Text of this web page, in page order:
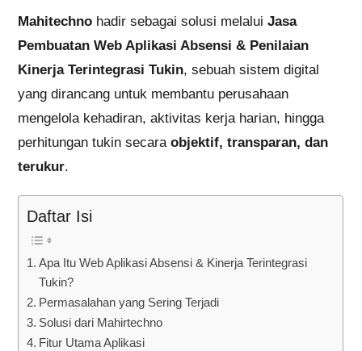
Mahitechno hadir sebagai solusi melaluiJasa
Pembuatan Web Aplikasi Absensi & Penilaian
Kinerja Terintegrasi Tukin, sebuah sistem digital
yang dirancang untuk membantu perusahaan
mengelola kehadiran, aktivitas kerja harian, hingga
perhitungan tukin secaraobjektif, transparan, dan
terukur.
Daftar Isi
Apa Itu Web Aplikasi Absensi & Kinerja Terintegrasi
Tukin?
Permasalahan yang Sering Terjadi
Solusi dari Mahirtechno
Fitur Utama Aplikasi